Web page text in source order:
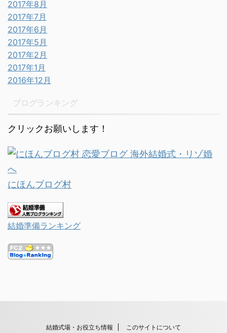
2017年8月
2017年7月
2017年6月
2017年5月
2017年2月
2017年1月
2016年12月
クリックお願いします！
にほんブログ村
結婚準備ランキング
結婚式場・お役立ち情報 このサイトについて